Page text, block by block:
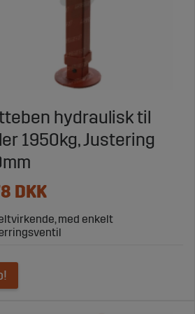
hydraulisk til
1950kg, Justering
DKK
med enkelt